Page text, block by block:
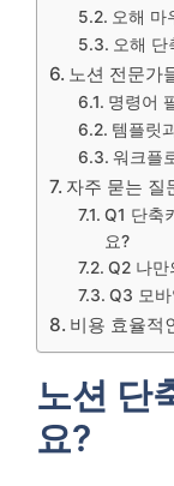
오해 마
오해 단
노션 전문가
명령어
템플릿
워크플
자주 묻는 질
Q1 단축
요?
Q2 나만
Q3 모
비용 효율적
노션 단
요?